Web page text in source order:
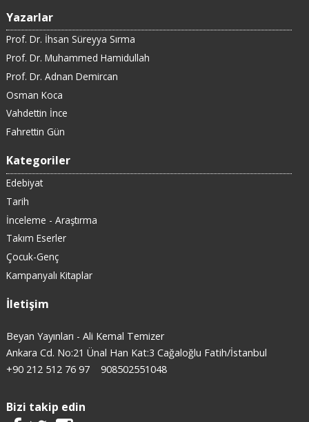
Yazarlar
Prof. Dr. İhsan Süreyya Sırma
Prof. Dr. Muhammed Hamidullah
Prof. Dr. Adnan Demircan
Osman Koca
Vahdettin İnce
Fahrettin Gün
Kategoriler
Edebiyat
Tarih
İnceleme - Araştırma
Takım Eserler
Çocuk-Genç
Kampanyalı Kitaplar
İletişim
Beyan Yayınları - Ali Kemal Temizer
Ankara Cd. No:21 Ünal Han Kat:3 Cağaloğlu Fatih/İstanbul
+90 212 512 76 97
908502551048
Bizi takip edin